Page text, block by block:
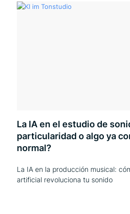
La IA en el estudio de
particularidad o algo ya
normal?
La IA en la producción musical:
artificial revoluciona tu sonido